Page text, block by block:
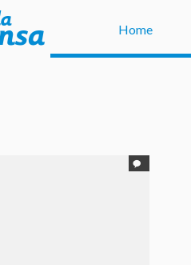
Home